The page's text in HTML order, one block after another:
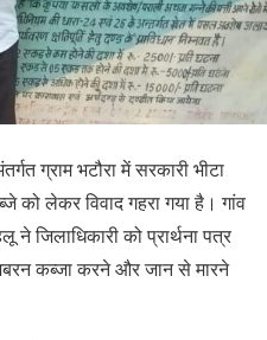
ग्राम भटौरा में सरकारी भीटा
को लेकर विवाद गहरा गया है। गांव
ने जिलाधिकारी को प्रार्थना पत्र
कब्जा करने और जान से मारने